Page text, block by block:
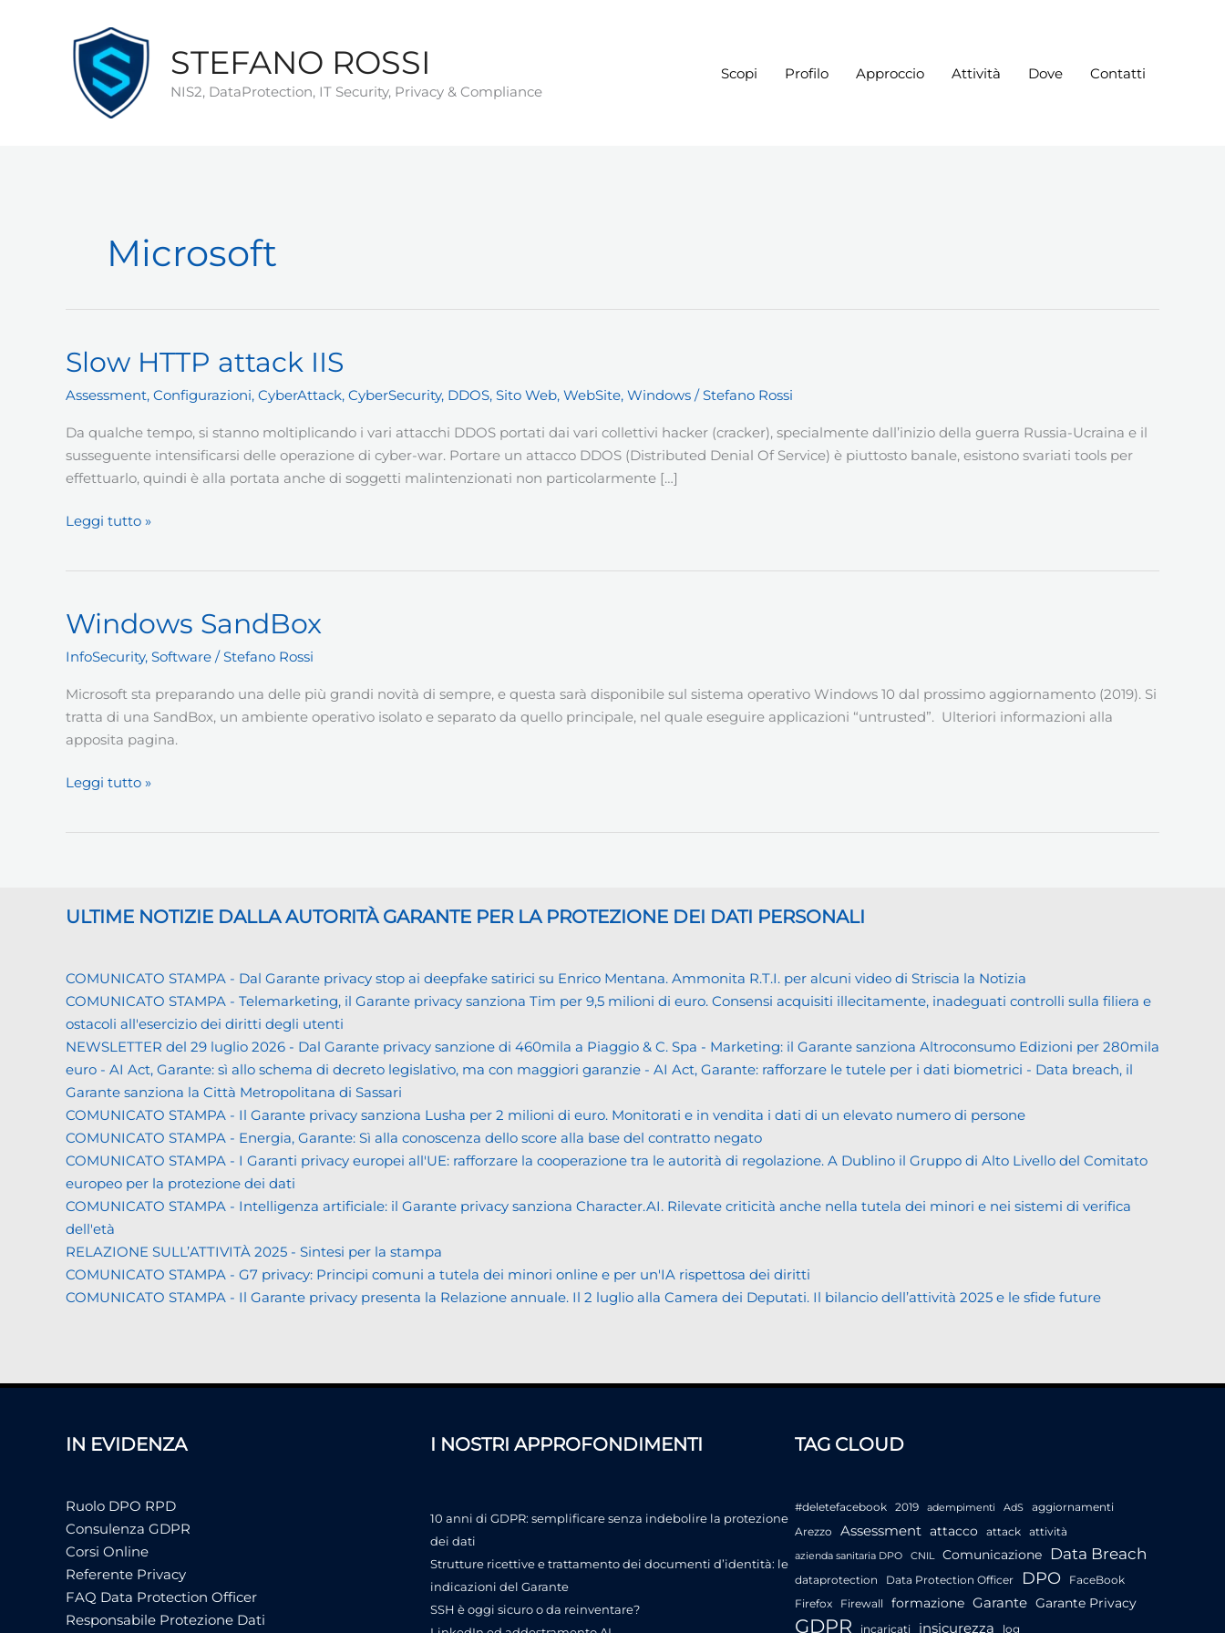
STEFANO ROSSI
NIS2, DataProtection, IT Security, Privacy & Compliance
Scopi Profilo Approccio Attività Dove Contatti
Microsoft
Slow HTTP attack IIS
Assessment, Configurazioni, CyberAttack, CyberSecurity, DDOS, Sito Web, WebSite, Windows /Stefano Rossi
Da qualche tempo, si stanno moltiplicando i vari attacchi DDOS portati dai vari collettivi hacker (cracker), specialmente dall’inizio della guerra Russia-Ucraina e il
susseguente intensificarsi delle operazione di cyber-war. Portare un attacco DDOS (Distributed Denial Of Service) è piuttosto banale, esistono svariati tools per
effettuarlo, quindi è alla portata anche di soggetti malintenzionati non particolarmente […]
Slow
Leggi tutto »
Windows SandBox
InfoSecurity, Software /Stefano Rossi
Microsoft sta preparando una delle più grandi novità di sempre, e questa sarà disponibile sul sistema operativo Windows 10 dal prossimo aggiornamento (2019). Si
tratta di una SandBox, un ambiente operativo isolato e separato da quello principale, nel quale eseguire applicazioni “untrusted”. Ulteriori informazioni alla
apposita pagina.
Windows
Leggi tutto »
ULTIME NOTIZIE DALLA AUTORITÀ GARANTE PER LA PROTEZIONE DEI DATI PERSONALI
COMUNICATO STAMPA - Dal Garante privacy stop ai deepfake satirici su Enrico Mentana. Ammonita R.T.I. per alcuni video di Striscia la Notizia
COMUNICATO STAMPA - Telemarketing, il Garante privacy sanziona Tim per 9,5 milioni di euro. Consensi acquisiti illecitamente, inadeguati controlli sulla filiera e
ostacoli all'esercizio dei diritti degli utenti
NEWSLETTER del 29 luglio 2026 - Dal Garante privacy sanzione di 460mila a Piaggio & C. Spa - Marketing: il Garante sanziona Altroconsumo Edizioni per 280mila
euro - AI Act, Garante: sì allo schema di decreto legislativo, ma con maggiori garanzie - AI Act, Garante: rafforzare le tutele per i dati biometrici - Data breach, il
Garante sanziona la Città Metropolitana di Sassari
COMUNICATO STAMPA - Il Garante privacy sanziona Lusha per 2 milioni di euro. Monitorati e in vendita i dati di un elevato numero di persone
COMUNICATO STAMPA - Energia, Garante: Sì alla conoscenza dello score alla base del contratto negato
COMUNICATO STAMPA - I Garanti privacy europei all'UE: rafforzare la cooperazione tra le autorità di regolazione. A Dublino il Gruppo di Alto Livello del Comitato
europeo per la protezione dei dati
COMUNICATO STAMPA - Intelligenza artificiale: il Garante privacy sanziona Character.AI. Rilevate criticità anche nella tutela dei minori e nei sistemi di verifica
dell'età
RELAZIONE SULL’ATTIVITÀ 2025 - Sintesi per la stampa
COMUNICATO STAMPA - G7 privacy: Principi comuni a tutela dei minori online e per un'IA rispettosa dei diritti
COMUNICATO STAMPA - Il Garante privacy presenta la Relazione annuale. Il 2 luglio alla Camera dei Deputati. Il bilancio dell’attività 2025 e le sfide future
IN EVIDENZA
Ruolo DPO RPD
Consulenza GDPR
Corsi Online
Referente Privacy
FAQ Data Protection Officer
Responsabile Protezione Dati
I NOSTRI APPROFONDIMENTI
10 anni di GDPR: semplificare senza indebolire la protezione
dei dati
Strutture ricettive e trattamento dei documenti d’identità: le
indicazioni del Garante
SSH è oggi sicuro o da reinventare?
TAG CLOUD
#deletefacebook 2019 adempimenti AdS
aggiornamenti
Arezzo
Assessment attacco attack attività
azienda sanitaria DPO CNIL Comunicazione Data Breach
dataprotection Data Protection Officer DPO
FaceBook
Firefox
Firewall formazione Garante Garante Privacy
GDPR incaricati insicurezza log